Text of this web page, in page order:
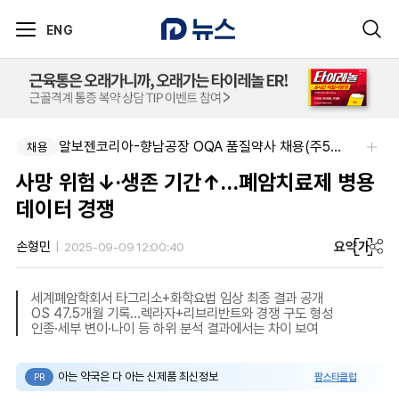
ENG
채용 신신제약-세종공장 품질관리약사(사원~과장)
채용 알보젠코리아-향남공장 OQA 품질약사 채용(주5일/파트타임 가능)
사망 위험↓·생존 기간↑…폐암치료제 병용
데이터 경쟁
손형민 2025-09-09 12:00:40 요약가
세계폐암학회서 타그리소+화학요법 임상 최종 결과 공개
OS 47.5개월 기록…렉라자+리브리반트와 경쟁 구도 형성
인종·세부 변이·나이 등 하위 분석 결과에서는 차이 보여
PR 아는 약국은 다 아는 신제품 최신정보 팜스타클럽